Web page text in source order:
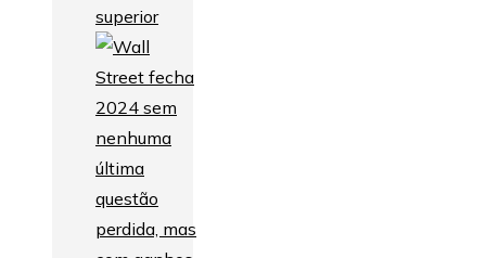
superior